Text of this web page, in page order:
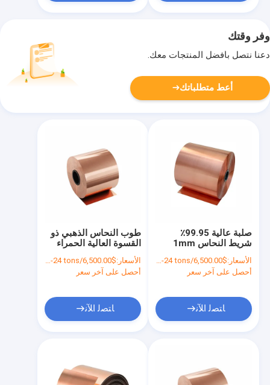
وفر وقتك
دعنا نتصل بأفضل المنتجات معك.
أعط متطلباتك
طوب النحاس الذهبي ذو
القسوة العالية الحمراء
C1100 C1200 C1020
C5191 شريط النحاس
الأسعار:$6,500.00/tons 1-24 tons
أحصل على آخر سعر
ﺎﺘﺼﻟ ﺍﻶﻧ
صلبة عالية 99.95٪
شريط النحاس 1mm
النحاس الأحمر
الأسعار:$6,500.00/tons 1-24 tons
أحصل على آخر سعر
ﺎﺘﺼﻟ ﺍﻶﻧ